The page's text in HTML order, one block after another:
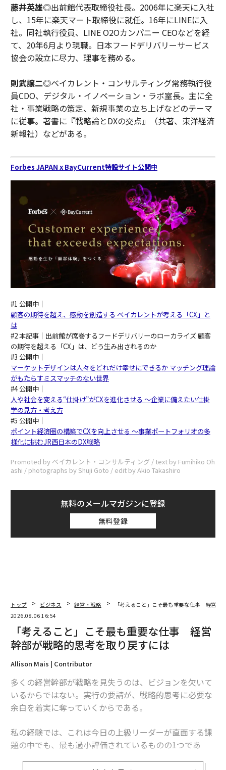
藤井英雄◎出前館代表取締役社長。2006年に楽天に入社
し、15年に楽天マート取締役に就任。16年にLINEに入
社。同社執行役員、LINE O2Oカンパニー CEOなどを経
て、20年6月より現職。日本フードデリバリーサービス
協会の設立に尽力、理事を務める。
則武譲二◎ベイカレント・コンサルティング常務執行役
員CDO、デジタル・イノベーション・ラボ室長。主に全
社・事業戦略の策定、新規事業の立ち上げなどのテーマ
に従事。著書に『戦略論とDXの交点』（共著、東洋経済
新報社）などがある。
Forbes JAPAN x BayCurrent特設サイト公開中
#1 公開中｜
顧客の期待を超え、感動を創造する ベイカレントが考える「CX」と
は
#2 本記事｜出前館が席巻するフードデリバリーのローカライズ 顧客
の期待を超える「CX」は、どう生み出されるのか
#3 公開中｜
マーケットデザインは人々をどれだけ幸せにできるか マッチング理論
がもたらすミスマッチのない世界
#4 公開中｜
人や社会を変える“仕掛け”がCXを進化させる 〜企業に備えたい仕掛
学の見方・考え方
#5 公開中｜
ポイント経済圏の構築でCXを向上させる ～事業ポートフォリオの多
様化に挑むJR西日本のDX戦略
Promoted by ベイカレント・コンサルティング / text by Fumihiko Oh
ashi / photographs by Shuji Goto / edit by Akio Takashiro
無料のメールマガジンに登録
無料登録
トップ ビジネス 経営・戦略
「考えること」こそ最も重要な仕事 経営幹
2026.08.06 16:54
「考えること」こそ最も重要な仕事 経営
幹部が戦略的思考を取り戻すには
Allison Mais | Contributor
多くの経営幹部が戦略を見失うのは、ビジョンを欠いて
いるからではない。実行の要請が、戦略的思考に必要な
余白を着実に奪っていくからである。
私の経験では、これは今日の上級リーダーが直面する課
題の中でも、最も過小評価されているものの1つであ